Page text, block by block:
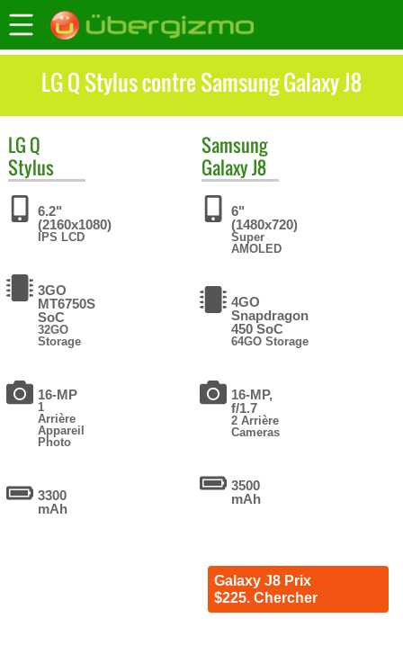
LG Q Stylus contre Samsung Galaxy J8
LG Q
Stylus
6.2"
(2160x1080)
IPS LCD
3GO
MT6750S
SoC
32GO
Storage
16-MP
1
Arrière
Appareil
Photo
3300
mAh
Samsung
Galaxy J8
6"
(1480x720)
Super
AMOLED
4GO
Snapdragon
450 SoC
64GO Storage
16-MP,
f/1.7
2 Arrière
Cameras
3500
mAh
Galaxy J8 Prix
$225. Chercher